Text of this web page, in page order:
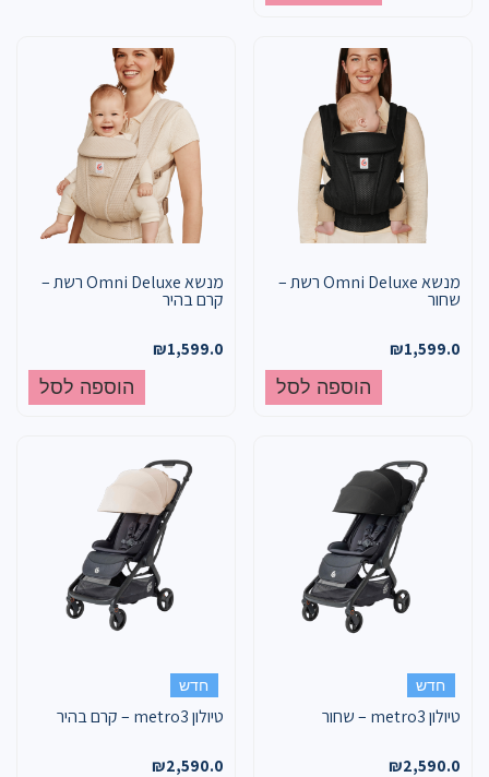
מנשא Omni Deluxe רשת –
שחור
₪1,599.0
הוספה לסל
מנשא Omni Deluxe רשת –
קרם בהיר
₪1,599.0
הוספה לסל
חדש
טיולון metro3 – שחור
₪2,590.0
חדש
טיולון metro3 – קרם בהיר
₪2,590.0